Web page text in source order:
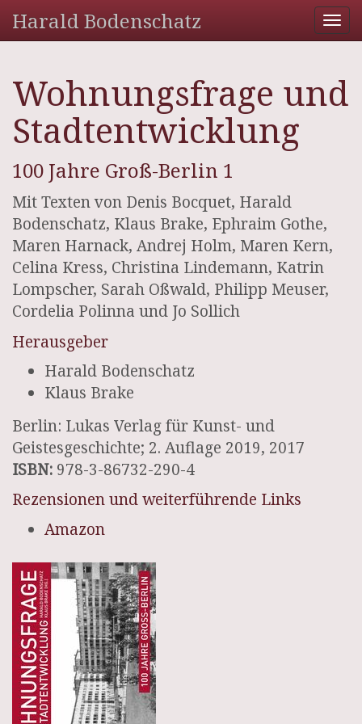
Harald Bodenschatz
Wohnungsfrage und
Stadtentwicklung
100 Jahre Groß-Berlin 1
Mit Texten von Denis Bocquet, Harald
Bodenschatz, Klaus Brake, Ephraim Gothe,
Maren Harnack, Andrej Holm, Maren Kern,
Celina Kress, Christina Lindemann, Katrin
Lompscher, Sarah Oßwald, Philipp Meuser,
Cor­delia Polinna und Jo Sollich
Herausgeber
Harald Bodenschatz
Klaus Brake
Berlin: Lukas Verlag für Kunst- und
Geistesgeschichte; 2. Auflage 2019, 2017
ISBN: 978-3-86732-290-4
Rezensionen und weiterführende Links
Amazon